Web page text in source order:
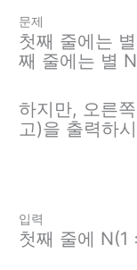
문제
첫째 줄에는
째 줄에는 별
하지만, 오른
고)을 출력하
입력
첫째 줄에